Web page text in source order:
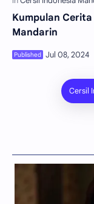
Kumpulan
Mandarin